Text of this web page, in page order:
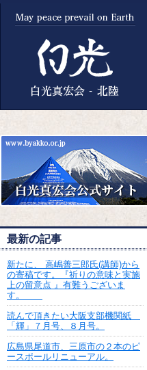
最新の記事
新たに、 高嶋善三郎氏(講師)から
の寄稿です。『祈りの意味と実施
上の留意点 』有難うございま
す。
読んで頂きたい大阪支部機関紙
「輝」７月号、８月号。
広島県尾道市、三原市の２本のピ
ースポールリニューアル。